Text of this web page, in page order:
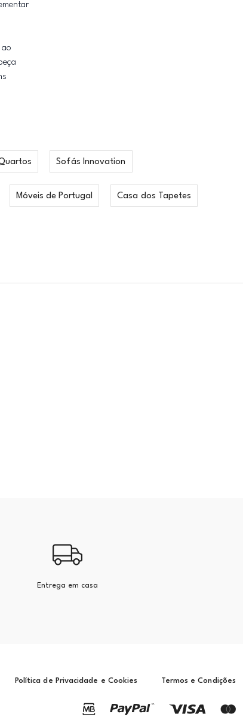
Sofás Innovation
Móveis de Portugal Casa dos Tapetes
Entrega em casa
Política de Privacidade e Cookies Termos e Condições